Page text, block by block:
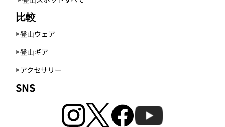
比較
登山ウェア
登山ギア
アクセサリー
SNS